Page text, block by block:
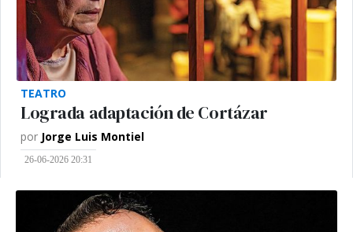
TEATRO
Lograda adaptación de Cortázar
por Jorge Luis Montiel
26-06-2026 20:31